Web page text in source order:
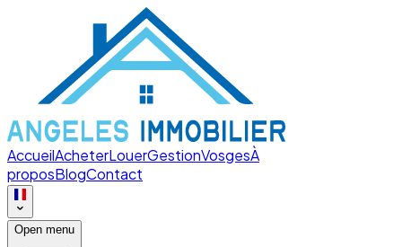
AccueilAcheterLouerGestionVosgesÀ
proposBlogContact
Open menu